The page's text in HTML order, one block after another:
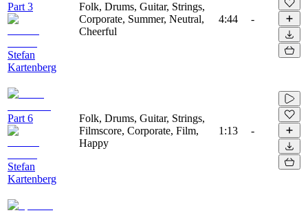
Part 3
Stefan
Kartenberg
Folk, Drums, Guitar, Strings,
Corporate, Summer, Neutral,
Cheerful
4:44 -
Part 6
Stefan
Kartenberg
Folk, Drums, Guitar, Strings,
Filmscore, Corporate, Film,
Happy
1:13 -